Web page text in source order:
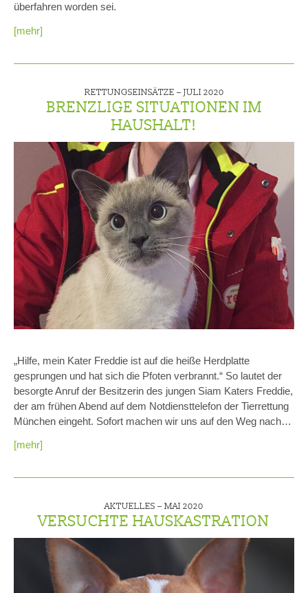
überfahren worden sei.
[mehr]
RETTUNGSEINSÄTZE – JULI 2020
BRENZLIGE SITUATIONEN IM
HAUSHALT!
„Hilfe, mein Kater Freddie ist auf die heiße Herdplatte
gesprungen und hat sich die Pfoten verbrannt.“ So lautet der
besorgte Anruf der Besitzerin des jungen Siam Katers Freddie,
der am frühen Abend auf dem Notdiensttelefon der Tierrettung
München eingeht. Sofort machen wir uns auf den Weg nach…
[mehr]
AKTUELLES – MAI 2020
VERSUCHTE HAUSKASTRATION